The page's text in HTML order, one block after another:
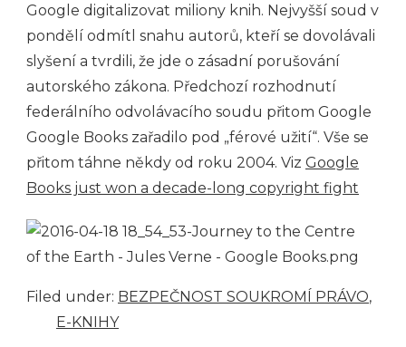
Google digitalizovat miliony knih. Nejvyšší soud v
pondělí odmítl snahu autorů, kteří se dovolávali
slyšení a tvrdili, že jde o zásadní porušování
autorského zákona. Předchozí rozhodnutí
federálního odvolávacího soudu přitom Google
Google Books zařadilo pod „férové užití“. Vše se
přitom táhne někdy od roku 2004. Viz Google
Books just won a decade-long copyright fight
Filed under: BEZPEČNOST SOUKROMÍ PRÁVO,
E-KNIHY